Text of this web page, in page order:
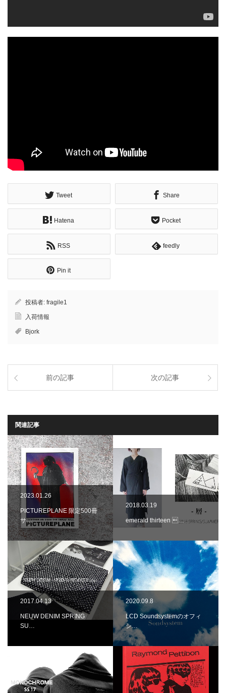
Tweet Share
Hatena Pocket
RSS feedly
Pin it
投稿者: fragile1
入荷情報
Bjork
前の記事 次の記事
関連記事
2023.01.26
PICTUREPLANE 限定500冊
サ…
2018.03.19
emerald thirteen …
2017.04.13
NEUW DENIM SPRING
SU…
2020.09.8
LCD Soundsystemのオフィ
シ…